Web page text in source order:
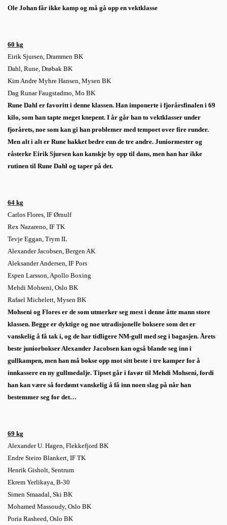
Ole Johan får ikke kamp og må gå opp en vektklasse
60 kg
Eirik Sjursen, Drammen BK
Dahl, Rune , Drøbak BK
Kim Andre Myhre Hansen, Mysen BK
Dag Runar Faugstadmo, Mo BK
Rune Dahl er favoritt i denne klassen. Han imponerte i fjorårsfinalen i 69
kilo, som han tapte meget knepent. I år går han to vektklasser under
fjorårets, noe som kan gi han problemer med tempoet over fire runder.
Men alt i alt er Rune hakket bedre enn de tre andre. Juniormester og
råsterke Eirik Sjursen kan kanskje by opp til dans, men han har ikke
rutinen til Rune Dahl og taper på det.
64 kg
Carlos Flores, IF Ørnulf
Rex Nazareno, IF TK
Tevje Eggan, Trym IL
Alexander Jacobsen, Bergen AK
Aleksander Andersen, IF Pors
Espen Larsson, Apollo Boxing
Mehdi Mohseni, Oslo BK
Rafael Michelett, Mysen BK
Mohseni og Flores er de som utmerker seg mest i denne åtte mann store
klassen. Begge er dyktige og noe utradisjonelle boksere som det er
vanskelig å få tak i, og de har tidligere NM-gull med seg i bagasjen. Årets
beste juniorbokser Alexander Jacobsen kan også blande seg inn i
gullkampen, men han må bokse opp mot sitt beste i tre kamper for å
innkassere en ny gullmedalje. Tipset går i favør til Mehdi Mohseni, fordi
han kan være så fordømt vanskelig å få inn noen slag på når han
bestemmer seg for det…
69 kg
Alexander U. Hagen, Flekkefjord BK
Endre Steiro Blankert, IF TK
Henrik Gisholt, Sentrum
Ekrem Yerlikaya, B-30
Simen Smaadal, Ski BK
Mohamed Massoudy, Oslo BK
Poria Rasheed, Oslo BK